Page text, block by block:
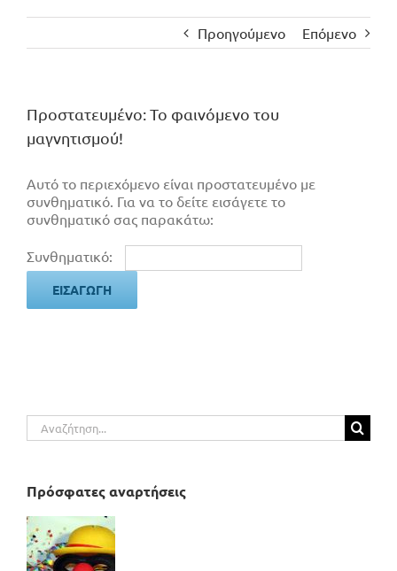
Προηγούμενο Επόμενο
Πρoστατευμένο: Το φαινόμενο του
μαγνητισμού!
Αυτό το περιεχόμενο είναι προστατευμένο με
συνθηματικό. Για να το δείτε εισάγετε το
συνθηματικό σας παρακάτω:
Συνθηματικό:
Αναζήτηση
για:
Πρόσφατες αναρτήσεις